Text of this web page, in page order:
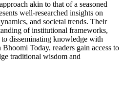
akin to that of a seasoned
well-researched insights on
and societal trends. Their
of institutional frameworks,
disseminating knowledge with
Today, readers gain access to
traditional wisdom and